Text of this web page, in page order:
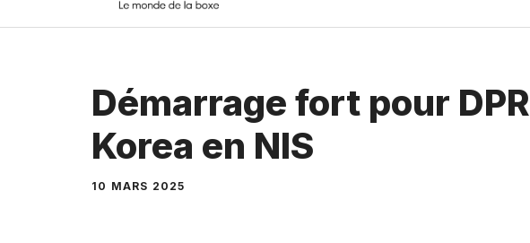
Démarrage fort pour DPR
Korea en NIS
10 MARS 2025